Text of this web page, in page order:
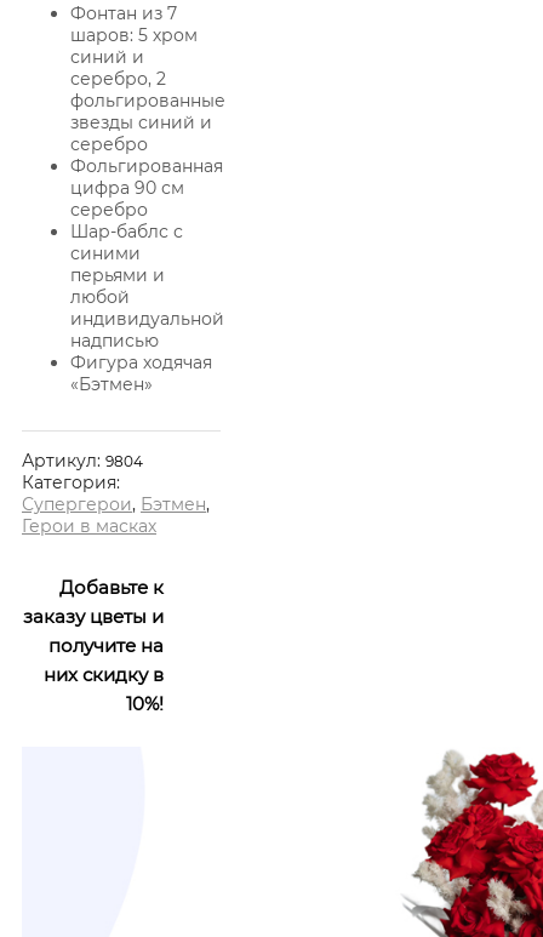
Фонтан из 7
шаров: 5 хром
синий и
серебро, 2
фольгированные
звезды синий и
серебро
Фольгированная
цифра 90 см
серебро
Шар-баблс с
синими
перьями и
любой
индивидуальной
надписью
Фигура ходячая
«Бэтмен»
Артикул: 9804
Категория:
Супергерои, Бэтмен,
Герои в масках
Добавьте к
заказу цветы и
получите на
них скидку в
10%!